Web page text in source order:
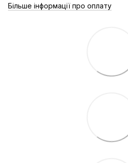
Більше інформації про оплату